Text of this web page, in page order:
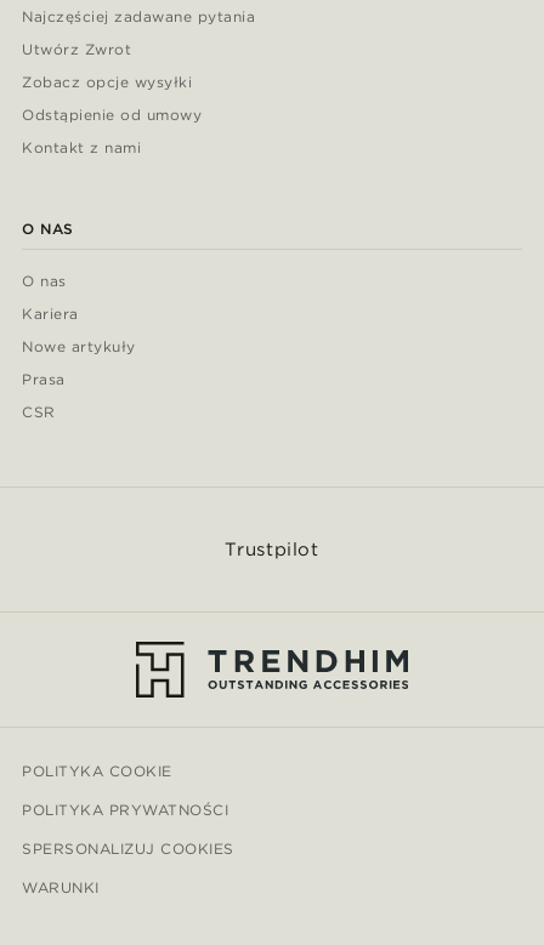
Najczęściej zadawane pytania
Utwórz Zwrot
Zobacz opcje wysyłki
Odstąpienie od umowy
Kontakt z nami
O NAS
O nas
Kariera
Nowe artykuły
Prasa
CSR
Trustpilot
POLITYKA COOKIE
POLITYKA PRYWATNOŚCI
SPERSONALIZUJ COOKIES
WARUNKI